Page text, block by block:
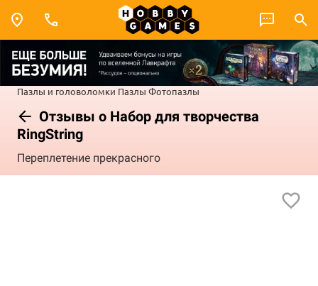
Пазлы и головоломки Пазлы Фотопазлы
Отзывы о Набор для творчества
RingString
Переплетение прекрасного